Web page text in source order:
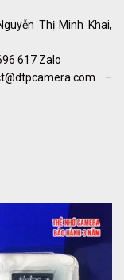
Thị Minh Khai,
617 Zalo
–